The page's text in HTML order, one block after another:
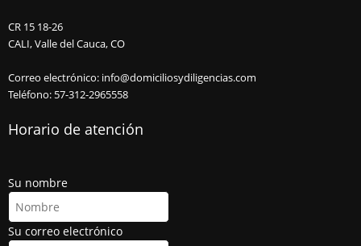
CR 15 18-26
CALI, Valle del Cauca, CO
Correo electrónico: info@domiciliosydiligencias.com
Teléfono: 57-312-2965558
Horario de atención
Su nombre
Su correo electrónico